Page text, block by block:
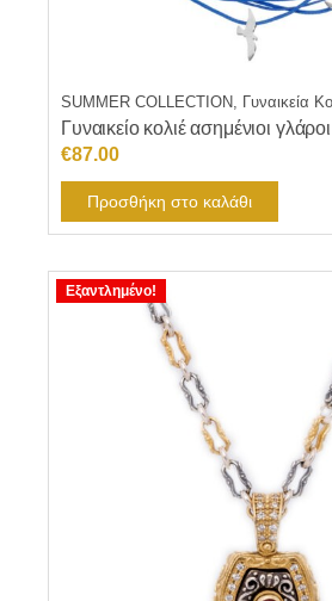
SUMMER COLLECTION, Γυναικεία
Γυναικείο κολιέ ασημένιοι
€87.00
Προσθήκη στο καλάθι
Εξαντλημένο!